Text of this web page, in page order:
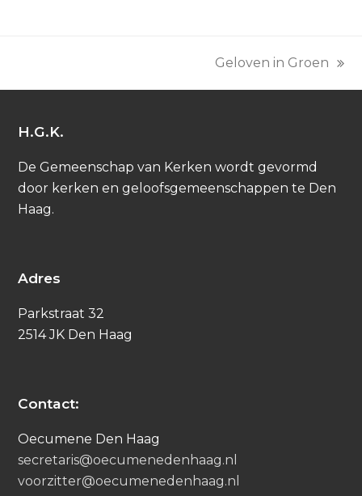
post:
Geloven in Groen
H.G.K.
De Gemeenschap van Kerken wordt gevormd
door kerken en geloofsgemeenschappen te Den
Haag.
Adres
Parkstraat 32
2514 JK Den Haag
Contact:
Oecumene Den Haag
secretaris@oecumenedenhaag.nl
voorzitter@oecumenedenhaag.nl